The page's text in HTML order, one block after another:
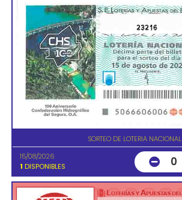
23216
SORTEO DE LOTERIA NACIONAL
15/08/2026
1 DISPONIBLES 0